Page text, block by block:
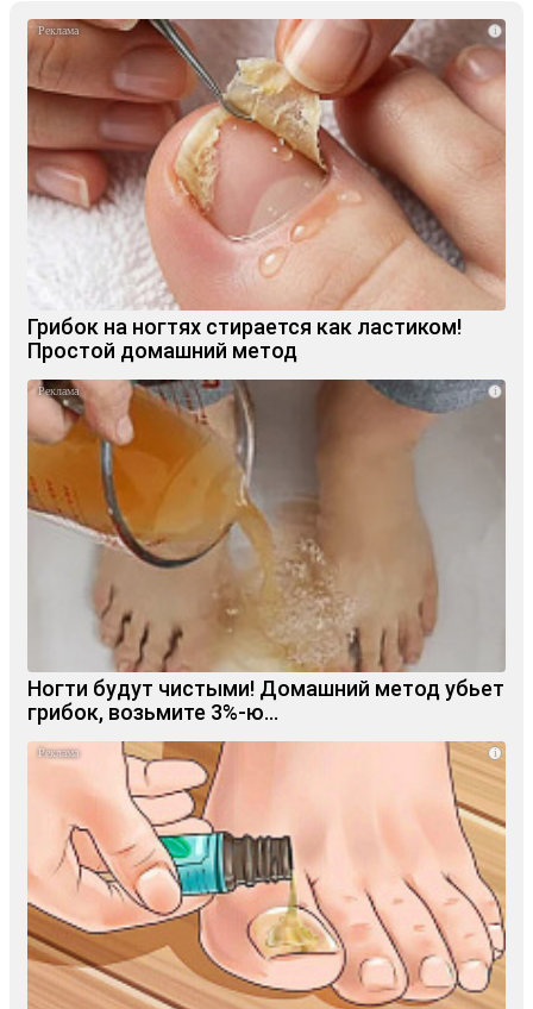
i
Грибок на ногтях стирается как ластиком!
Простой домашний метод
i
Ногти будут чистыми! Домашний метод убьет
грибок, возьмите 3%-ю…
i